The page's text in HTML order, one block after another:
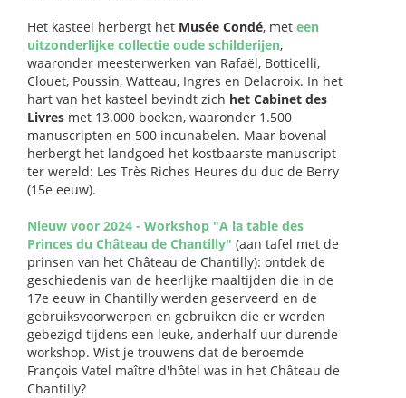
Het kasteel herbergt het Musée Condé, met een
uitzonderlijke collectie oude schilderijen,
waaronder meesterwerken van Rafaël, Botticelli,
Clouet, Poussin, Watteau, Ingres en Delacroix. In het
hart van het kasteel bevindt zich het Cabinet des
Livres met 13.000 boeken, waaronder 1.500
manuscripten en 500 incunabelen. Maar bovenal
herbergt het landgoed het kostbaarste manuscript
ter wereld: Les Très Riches Heures du duc de Berry
(15e eeuw).
Nieuw voor 2024 - Workshop "A la table des
Princes du Château de Chantilly" (aan tafel met de
prinsen van het Château de Chantilly): ontdek de
geschiedenis van de heerlijke maaltijden die in de
17e eeuw in Chantilly werden geserveerd en de
gebruiksvoorwerpen en gebruiken die er werden
gebezigd tijdens een leuke, anderhalf uur durende
workshop. Wist je trouwens dat de beroemde
François Vatel maître d'hôtel was in het Château de
Chantilly?